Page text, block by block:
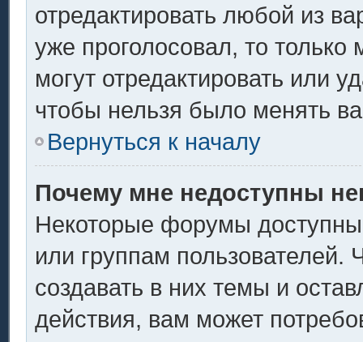
отредактировать любой из
уже проголосовал, то
могут отредактировать или
чтобы нельзя было менять
Вернуться к началу
Почему мне недоступны
Некоторые форумы
или группам
создавать в них темы и
действия, вам может